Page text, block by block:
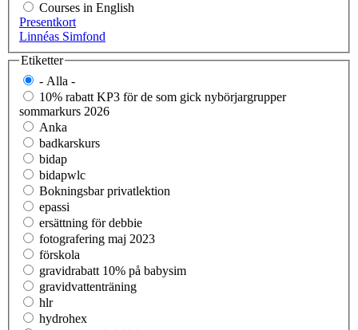
Courses in English
Presentkort
Linnéas Simfond
Etiketter
- Alla -
10% rabatt KP3 för de som gick nybörjargrupper
sommarkurs 2026
Anka
badkarskurs
bidap
bidapwlc
Bokningsbar privatlektion
epassi
ersättning för debbie
fotografering maj 2023
förskola
gravidrabatt 10% på babysim
gravidvattenträning
hlr
hydrohex